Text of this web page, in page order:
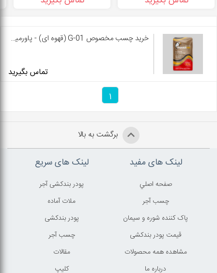
خرید چسب مخصوص G-01 (قهوه ای) - پاورمیکس
تماس بگیرید
1
برگشت به بالا
لینک های مفید
صفحه اصلي
چسب آجر
پاک کننده شوره و سیمان
قیمت پودر بندکشی
مشاهده همه محصولات
درباره ما
لینک های سریع
پودر بندکشی آجر
ملات آماده
پودر بندکشی
چسب آجر
مقالات
کليپ